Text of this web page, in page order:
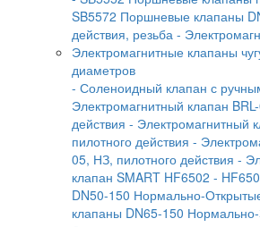
SB5572 Поршневые клапаны
действия, резьба -
Электромагнитные клапаны
диаметров
- Соленоидный клапан с
Электромагнитный клапан
действия - Электромагнитный
пилотного действия -
05, НЗ, пилотного действия -
клапан SMART HF6502 -
DN50-150 Нормально-
клапаны DN65-150